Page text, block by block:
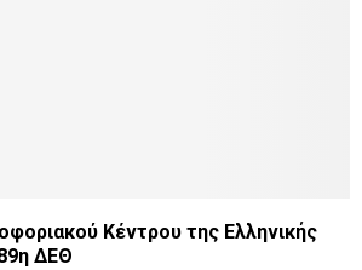
Κέντρου της Ελληνικής
ΔΕΘ